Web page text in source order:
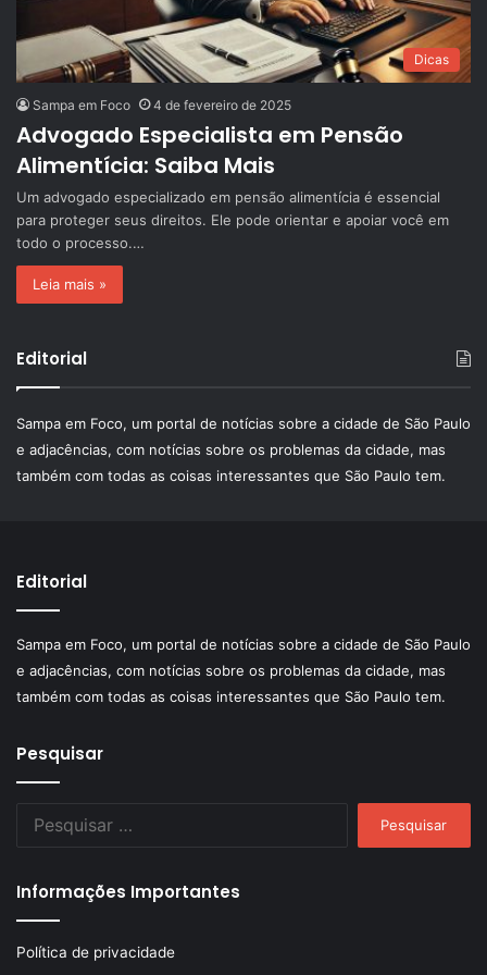
Dicas
Sampa em Foco 4 de fevereiro de 2025
Advogado Especialista em Pensão
Alimentícia: Saiba Mais
Um advogado especializado em pensão alimentícia é essencial
para proteger seus direitos. Ele pode orientar e apoiar você em
todo o processo.…
Leia mais »
Editorial
Sampa em Foco, um portal de notícias sobre a cidade de São Paulo
e adjacências, com notícias sobre os problemas da cidade, mas
também com todas as coisas interessantes que São Paulo tem.
Editorial
Sampa em Foco, um portal de notícias sobre a cidade de São Paulo
e adjacências, com notícias sobre os problemas da cidade, mas
também com todas as coisas interessantes que São Paulo tem.
Pesquisar
Informações Importantes
Política de privacidade